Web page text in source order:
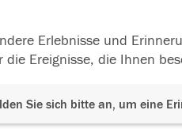
Erlebnisse und
die Ereignisse, die Ihnen
Sie sich bitte an, um eine